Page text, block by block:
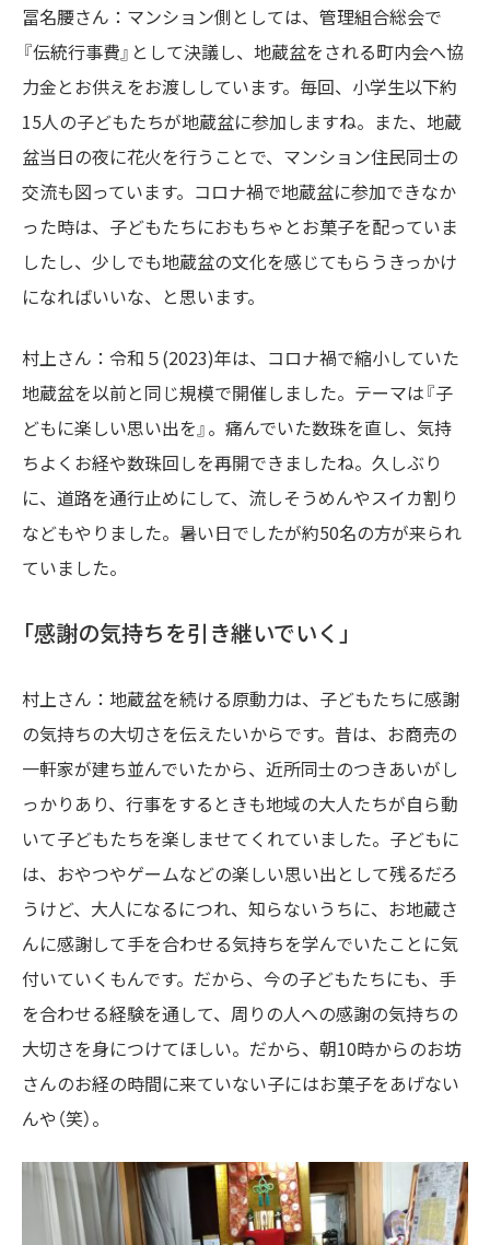
冨名腰さん：マンション側としては、管理組合総会で
『伝統行事費』として決議し、地蔵盆をされる町内会へ協
力金とお供えをお渡ししています。毎回、小学生以下約
15人の子どもたちが地蔵盆に参加しますね。また、地蔵
盆当日の夜に花火を行うことで、マンション住民同士の
交流も図っています。コロナ禍で地蔵盆に参加できなか
った時は、子どもたちにおもちゃとお菓子を配っていま
したし、少しでも地蔵盆の文化を感じてもらうきっかけ
になればいいな、と思います。
村上さん：令和５(2023)年は、コロナ禍で縮小していた
地蔵盆を以前と同じ規模で開催しました。テーマは『子
どもに楽しい思い出を』。痛んでいた数珠を直し、気持
ちよくお経や数珠回しを再開できましたね。久しぶり
に、道路を通行止めにして、流しそうめんやスイカ割り
などもやりました。暑い日でしたが約50名の方が来られ
ていました。
「感謝の気持ちを引き継いでいく」
村上さん：地蔵盆を続ける原動力は、子どもたちに感謝
の気持ちの大切さを伝えたいからです。昔は、お商売の
一軒家が建ち並んでいたから、近所同士のつきあいがし
っかりあり、行事をするときも地域の大人たちが自ら動
いて子どもたちを楽しませてくれていました。子どもに
は、おやつやゲームなどの楽しい思い出として残るだろ
うけど、大人になるにつれ、知らないうちに、お地蔵さ
んに感謝して手を合わせる気持ちを学んでいたことに気
付いていくもんです。だから、今の子どもたちにも、手
を合わせる経験を通して、周りの人への感謝の気持ちの
大切さを身につけてほしい。だから、朝10時からのお坊
さんのお経の時間に来ていない子にはお菓子をあげない
んや（笑）。